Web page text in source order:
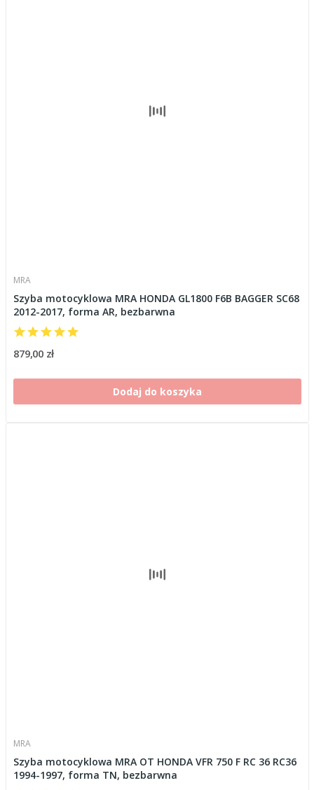
MRA
Szyba motocyklowa MRA HONDA GL1800 F6B BAGGER SC68
2012-2017, forma AR, bezbarwna
879,00 zł
Dodaj do koszyka
MRA
Szyba motocyklowa MRA OT HONDA VFR 750 F RC 36 RC36
1994-1997, forma TN, bezbarwna